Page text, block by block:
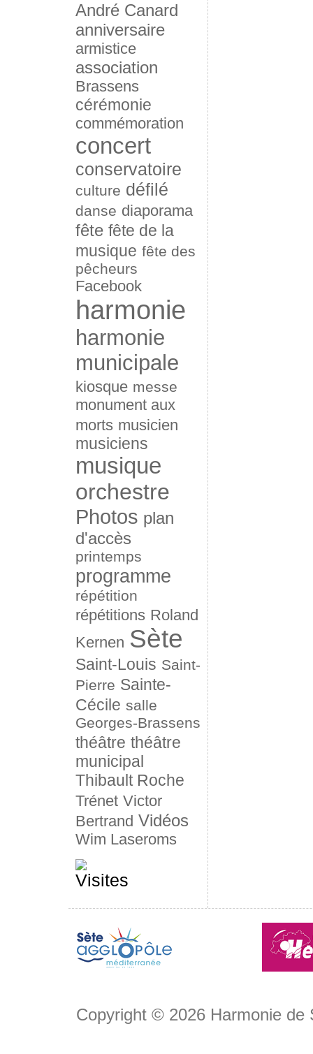
André Canard
anniversaire
armistice
association
Brassens
cérémonie
commémoration
concert
conservatoire
culture défilé
danse diaporama
fête fête de la
musique fête des
pêcheurs
Facebook
harmonie
harmonie
municipale
kiosque messe
monument aux
morts musicien
musiciens
musique
orchestre
Photos plan
d'accès
printemps
programme
répétition
répétitions Roland
Kernen Sète
Saint-Louis Saint-
Pierre Sainte-
Cécile salle
Georges-Brassens
théâtre théâtre
municipal
Thibault Roche
Trénet Victor
Bertrand Vidéos
Wim Laseroms
Copyright © 2026 Harmonie de